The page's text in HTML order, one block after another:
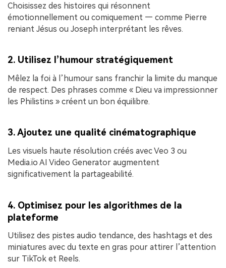
Choisissez des histoires qui résonnent
émotionnellement ou comiquement — comme Pierre
reniant Jésus ou Joseph interprétant les rêves.
2. Utilisez l’humour stratégiquement
Mêlez la foi à l’humour sans franchir la limite du manque
de respect. Des phrases comme « Dieu va impressionner
les Philistins » créent un bon équilibre.
3. Ajoutez une qualité cinématographique
Les visuels haute résolution créés avec Veo 3 ou
Media.io AI Video Generator augmentent
significativement la partageabilité.
4. Optimisez pour les algorithmes de la
plateforme
Utilisez des pistes audio tendance, des hashtags et des
miniatures avec du texte en gras pour attirer l’attention
sur TikTok et Reels.